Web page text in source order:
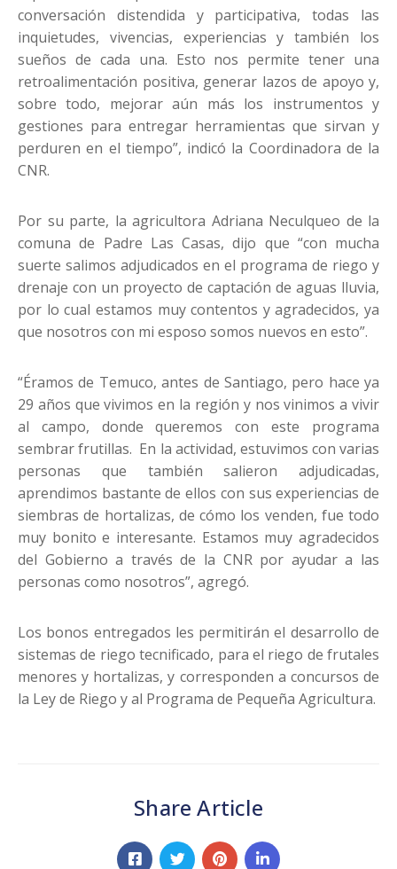
conversación distendida y participativa, todas las
inquietudes, vivencias, experiencias y también los
sueños de cada una. Esto nos permite tener una
retroalimentación positiva, generar lazos de apoyo y,
sobre todo, mejorar aún más los instrumentos y
gestiones para entregar herramientas que sirvan y
perduren en el tiempo”, indicó la Coordinadora de la
CNR.
Por su parte, la agricultora Adriana Neculqueo de la
comuna de Padre Las Casas, dijo que “con mucha
suerte salimos adjudicados en el programa de riego y
drenaje con un proyecto de captación de aguas lluvia,
por lo cual estamos muy contentos y agradecidos, ya
que nosotros con mi esposo somos nuevos en esto”.
“Éramos de Temuco, antes de Santiago, pero hace ya
29 años que vivimos en la región y nos vinimos a vivir
al campo, donde queremos con este programa
sembrar frutillas. En la actividad, estuvimos con varias
personas que también salieron adjudicadas,
aprendimos bastante de ellos con sus experiencias de
siembras de hortalizas, de cómo los venden, fue todo
muy bonito e interesante. Estamos muy agradecidos
del Gobierno a través de la CNR por ayudar a las
personas como nosotros”, agregó.
Los bonos entregados les permitirán el desarrollo de
sistemas de riego tecnificado, para el riego de frutales
menores y hortalizas, y corresponden a concursos de
la Ley de Riego y al Programa de Pequeña Agricultura.
Share Article